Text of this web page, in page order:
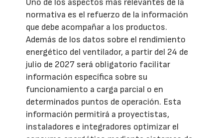
Uno de los aspectos más relevantes de la
normativa es el refuerzo de la información
que debe acompañar a los productos.
Además de los datos sobre el rendimiento
energético del ventilador, a partir del 24 de
julio de 2027 será obligatorio facilitar
información específica sobre su
funcionamiento a carga parcial o en
determinados puntos de operación. Esta
información permitirá a proyectistas,
instaladores e integradores optimizar el